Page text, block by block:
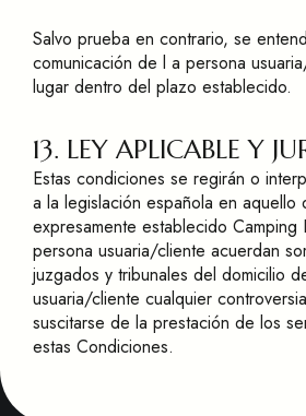
Salvo prueba en contrario, se
comunicación de l a persona
lugar dentro del plazo establecido.
13. LEY APLICABLE Y
Estas condiciones se regirán o
a la legislación española en aquello
expresamente establecido
persona usuaria/cliente acuerdan
juzgados y tribunales del domicilio
usuaria/cliente cualquier
suscitarse de la prestación de los
estas Condiciones.